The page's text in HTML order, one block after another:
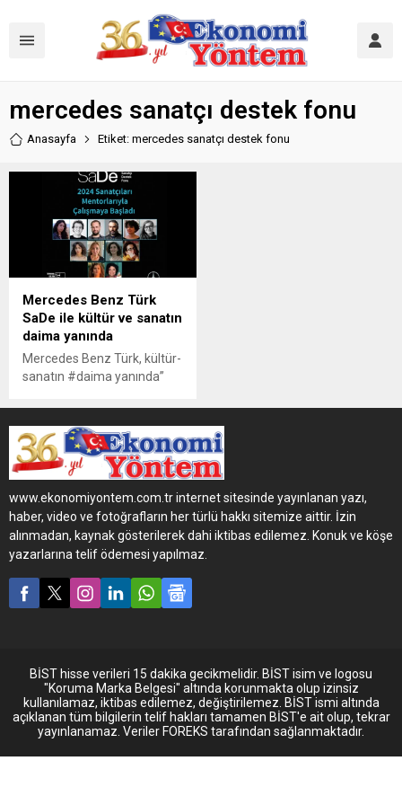
mercedes sanatçı destek fonu
Anasayfa Etiket: mercedes sanatçı destek fonu
Mercedes Benz Türk
SaDe ile kültür ve sanatın
daima yanında
Mercedes Benz Türk, kültür-
sanatın #daima yanında”
SaDe’ye (Sanatçı Destek
Fonu) destek vermeye
devam ediyor.
www.ekonomiyontem.com.tr internet sitesinde yayınlanan yazı,
haber, video ve fotoğrafların her türlü hakkı sitemize aittir. İzin
alınmadan, kaynak gösterilerek dahi iktibas edilemez. Konuk ve köşe
yazarlarına telif ödemesi yapılmaz.
BİST hisse verileri 15 dakika gecikmelidir. BİST isim ve logosu
"Koruma Marka Belgesi" altında korunmakta olup izinsiz
kullanılamaz, iktibas edilemez, değiştirilemez. BİST ismi altında
açıklanan tüm bilgilerin telif hakları tamamen BİST'e ait olup, tekrar
yayınlanamaz. Veriler FOREKS tarafından sağlanmaktadır.